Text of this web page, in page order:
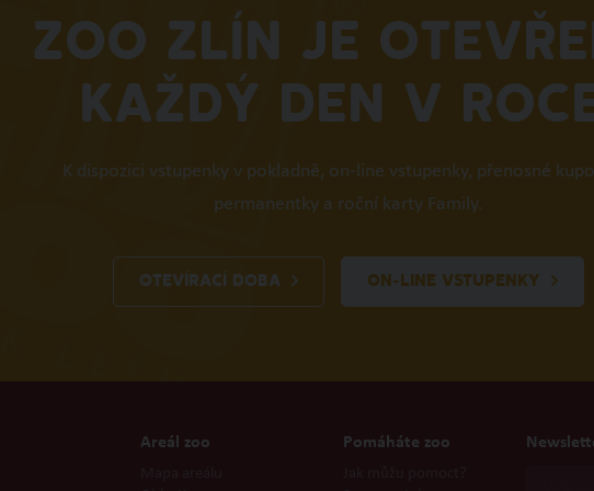
ZOO ZLÍN JE
KAŽDÝ DEN V
K dispozici vstupenky v pokladně, on-line vstupenky, přenosné
permanentky a roční karty Family.
OTEVÍRACÍ DOBA ON-LINE VSTUPENKY
Areál zoo Pomáháte zoo